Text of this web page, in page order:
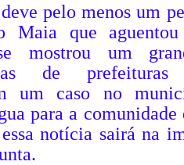
pelo menos um
Maia que
mostrou um
de
um caso no
para a comunidade
notícia sairá na